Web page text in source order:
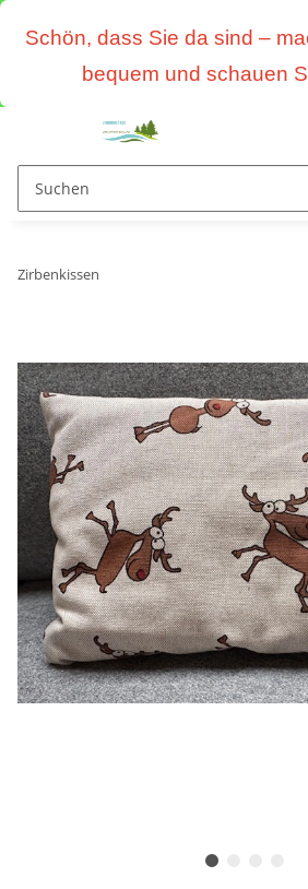
Schön, dass Sie da sind –
bequem und schauen
Zirbenkissen